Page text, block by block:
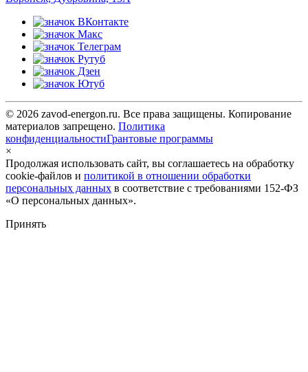
© 2026 zavod-energon.ru. Все права защищены. Копирование
материалов запрещено. Политика
конфиденциальностиГрантовые программы
×
Продолжая использовать сайт, вы соглашаетесь на обработку
cookie-файлов и политикой в отношении обработки
персональных данных в соответствие с требованиями 152-ФЗ
«О персональных данных».
Принять